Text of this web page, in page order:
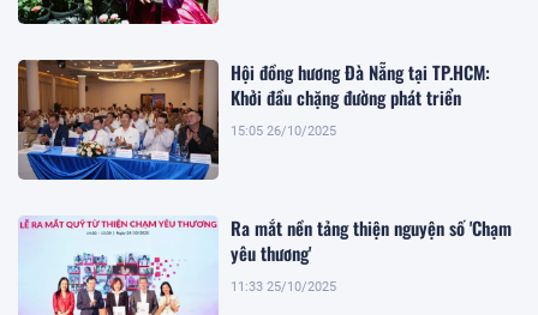
Hội đồng hương Đà Nẵng tại TP.HCM:
Khởi đầu chặng đường phát triển
15:05 26/10/2025
Ra mắt nền tảng thiện nguyện số 'Chạm
yêu thương'
11:33 25/10/2025